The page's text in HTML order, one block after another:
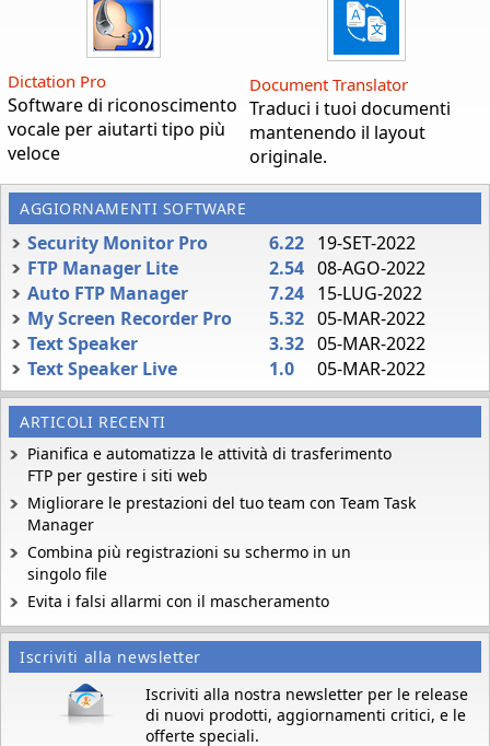
Dictation Pro
Software di riconoscimento
vocale per aiutarti tipo più
veloce
Document Translator
Traduci i tuoi documenti
mantenendo il layout
originale.
AGGIORNAMENTI SOFTWARE
Security Monitor Pro 6.22 19-SET-2022
FTP Manager Lite
2.54 08-AGO-2022
Auto FTP Manager
7.24 15-LUG-2022
My Screen Recorder Pro
5.32 05-MAR-2022
Text Speaker
3.32 05-MAR-2022
Text Speaker Live
1.0 05-MAR-2022
ARTICOLI RECENTI
Pianifica e automatizza le attività di trasferimento
FTP per gestire i siti web
Migliorare le prestazioni del tuo team con Team Task
Manager
Combina più registrazioni su schermo in un
singolo file
Evita i falsi allarmi con il mascheramento
Iscriviti alla newsletter
Iscriviti alla nostra newsletter per le release
di nuovi prodotti, aggiornamenti critici, e le
offerte speciali.